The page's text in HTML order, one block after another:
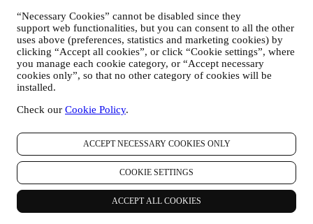
“Necessary Cookies” cannot be disabled since they
support web functionalities, but you can consent to all the other
uses above (preferences, statistics and marketing cookies) by
clicking “Accept all cookies”, or click “Cookie settings”, where
you manage each cookie category, or “Accept necessary
cookies only”, so that no other category of cookies will be
installed.
Check our Cookie Policy.
ACCEPT NECESSARY COOKIES ONLY
COOKIE SETTINGS
ACCEPT ALL COOKIES
gebruik van de Website, eventuele latere hulp na de verkoop
of uw deelname aan onze wedstrijden te beheren. Mogelijk
moeten we bepaalde gegevens over u verwerken voor onze
administratieve doeleinden die verband houden met onze
contractuele relatie met u, zoals de boekhouding, facturering
en controle, verificatie van betaalkaarten, fraudescreening,
veiligheid, beveiliging, systeemtests, onderhoud en statistische
analyse. Af en toe moeten we mogelijk om administratieve of
operationele redenen contact met u opnemen. Bijvoorbeeld
om u een bevestiging van uw aankoop te sturen. We zullen
uw persoonsgegevens ook gebruiken om uw verzoeken te
beantwoorden die via onze Websiteformulieren of andere
kanalen worden verzonden. Deze verwerkingsactiviteit is
vereist om ons in staat te stellen onze diensten aan u te
leveren. Wij kunnen uw gegevens verwerken op basis van
ons legitiem belang (naar behoren rekening houdend met uw